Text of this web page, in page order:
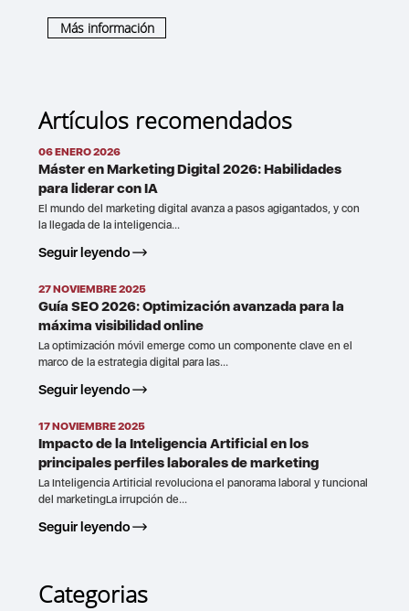
Más información
Artículos recomendados
06 ENERO 2026
Máster en Marketing Digital 2026: Habilidades
para liderar con IA
El mundo del marketing digital avanza a pasos agigantados, y con
la llegada de la inteligencia...
Seguir leyendo
27 NOVIEMBRE 2025
Guía SEO 2026: Optimización avanzada para la
máxima visibilidad online
La optimización móvil emerge como un componente clave en el
marco de la estrategia digital para las...
Seguir leyendo
17 NOVIEMBRE 2025
Impacto de la Inteligencia Artificial en los
principales perfiles laborales de marketing
La Inteligencia Artificial revoluciona el panorama laboral y funcional
del marketingLa irrupción de...
Seguir leyendo
Categorias